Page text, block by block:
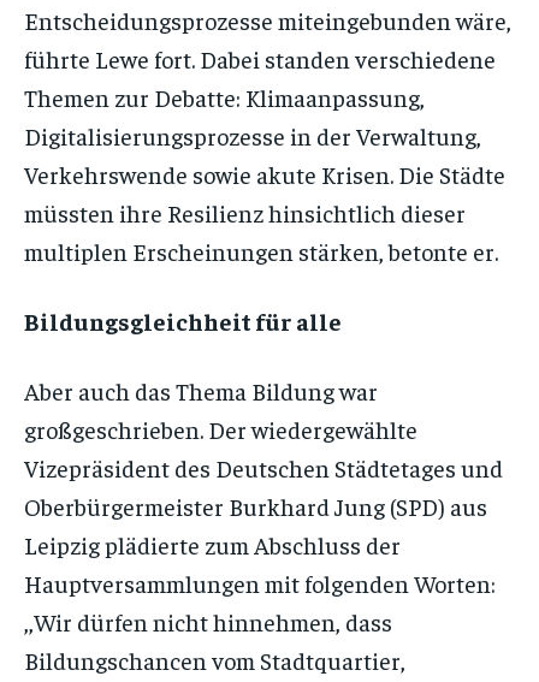
Entscheidungsprozesse miteingebunden wäre,
führte Lewe fort. Dabei standen verschiedene
Themen zur Debatte: Klimaanpassung,
Digitalisierungsprozesse in der Verwaltung,
Verkehrswende sowie akute Krisen. Die Städte
müssten ihre Resilienz hinsichtlich dieser
multiplen Erscheinungen stärken, betonte er.
Bildungsgleichheit für alle
Aber auch das Thema Bildung war
großgeschrieben. Der wiedergewählte
Vizepräsident des Deutschen Städtetages und
Oberbürgermeister Burkhard Jung (SPD) aus
Leipzig plädierte zum Abschluss der
Hauptversammlungen mit folgenden Worten:
,,Wir dürfen nicht hinnehmen, dass
Bildungschancen vom Stadtquartier,